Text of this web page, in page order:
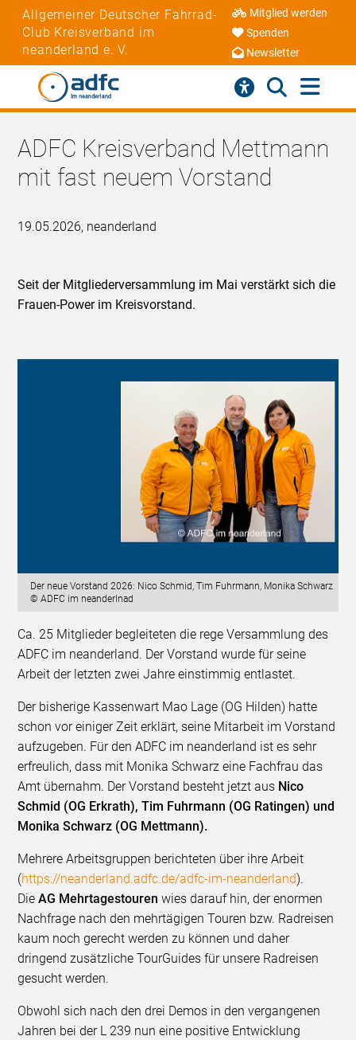
Allgemeiner Deutscher Fahrrad-
Club Kreisverband im
neanderland e. V.
Mitglied werden
Spenden
Newsletter
ADFC Kreisverband Mettmann
mit fast neuem Vorstand
19.05.2026, neanderland
Seit der Mitgliederversammlung im Mai verstärkt sich die
Frauen-Power im Kreisvorstand.
Der neue Vorstand 2026: Nico Schmid, Tim Fuhrmann, Monika Schwarz
© ADFC im neanderlnad
Ca. 25 Mitglieder begleiteten die rege Versammlung des
ADFC im neanderland. Der Vorstand wurde für seine
Arbeit der letzten zwei Jahre einstimmig entlastet.
Der bisherige Kassenwart Mao Lage (OG Hilden) hatte
schon vor einiger Zeit erklärt, seine Mitarbeit im Vorstand
aufzugeben. Für den ADFC im neanderland ist es sehr
erfreulich, dass mit Monika Schwarz eine Fachfrau das
Amt übernahm. Der Vorstand besteht jetzt aus Nico
Schmid (OG Erkrath), Tim Fuhrmann (OG Ratingen) und
Monika Schwarz (OG Mettmann).
Mehrere Arbeitsgruppen berichteten über ihre Arbeit
(https://neanderland.adfc.de/adfc-im-neanderland).
DieAG Mehrtagestouren wies darauf hin, der enormen
Nachfrage nach den mehrtägigen Touren bzw. Radreisen
kaum noch gerecht werden zu können und daher
dringend zusätzliche TourGuides für unsere Radreisen
gesucht werden.
Obwohl sich nach den drei Demos in den vergangenen
Jahren bei der L 239 nun eine positive Entwicklung